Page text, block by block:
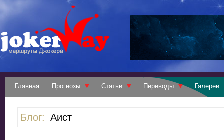
Главная Прогнозы Статьи Переводы Галереи
Блог: Аист